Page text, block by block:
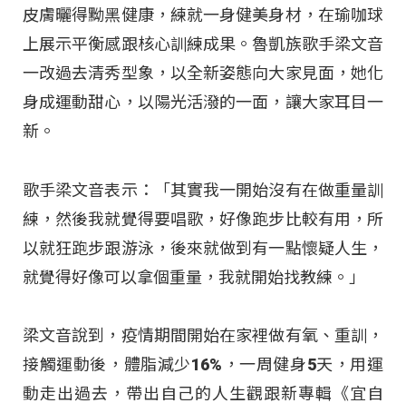
皮膚曬得黝黑健康，練就一身健美身材，在瑜咖球
上展示平衡感跟核心訓練成果。魯凱族歌手梁文音
一改過去清秀型象，以全新姿態向大家見面，她化
身成運動甜心，以陽光活潑的一面，讓大家耳目一
新。
歌手梁文音表示：「其實我一開始沒有在做重量訓
練，然後我就覺得要唱歌，好像跑步比較有用，所
以就狂跑步跟游泳，後來就做到有一點懷疑人生，
就覺得好像可以拿個重量，我就開始找教練。」
梁文音說到，疫情期間開始在家裡做有氧、重訓，
接觸運動後，體脂減少16%，一周健身5天，用運
動走出過去，帶出自己的人生觀跟新專輯《宜自